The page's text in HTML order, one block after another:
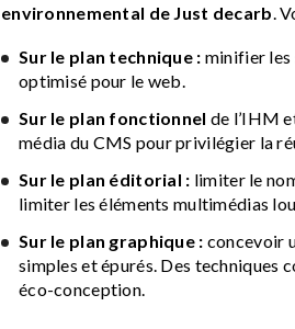
environnemental de Just decarb .
Sur le plan technique : minifier les
optimisé pour le web.
Sur le plan fonctionnel de l’IHM
média du CMS pour privilégier la
Sur le plan éditorial : limiter le
limiter les éléments multimédias
Sur le plan graphique : concevoir
simples et épurés. Des techniques
éco-conception.